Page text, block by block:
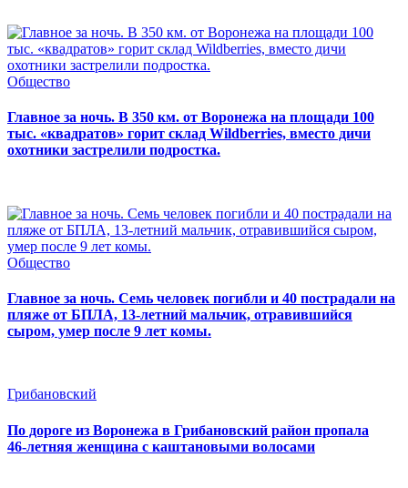
Общество
Главное за ночь. В 350 км. от Воронежа на площади 100
тыс. «квадратов» горит склад Wildberries, вместо дичи
охотники застрелили подростка.
Общество
Главное за ночь. Семь человек погибли и 40 пострадали на
пляже от БПЛА, 13-летний мальчик, отравившийся
сыром, умер после 9 лет комы.
Грибановский
По дороге из Воронежа в Грибановский район пропала
46‑летняя женщина с каштановыми волосами